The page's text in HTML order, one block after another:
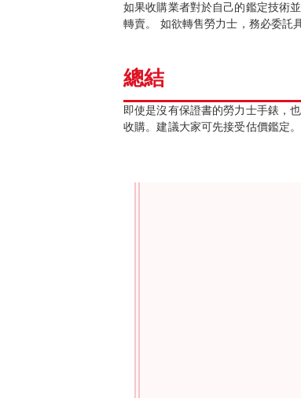
如果收購業者對於自己的鑑定技術
轉賣。 如欲轉售勞力士，務必委託
總結
即使是沒有保證書的勞力士手錶，
收購。建議大家可先接受估價鑑定。